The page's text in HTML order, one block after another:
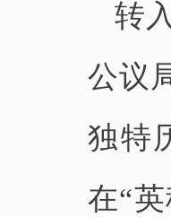
转
公议
独特
在“